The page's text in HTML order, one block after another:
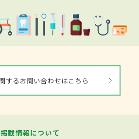
するお問い合わせはこちら
掲載情報について